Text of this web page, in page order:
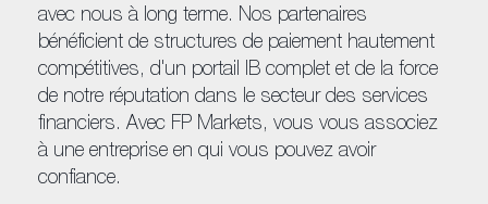
avec nous à long terme. Nos partenaires
bénéficient de structures de paiement hautement
compétitives, d'un portail IB complet et de la force
de notre réputation dans le secteur des services
financiers. Avec FP Markets, vous vous associez
à une entreprise en qui vous pouvez avoir
confiance.